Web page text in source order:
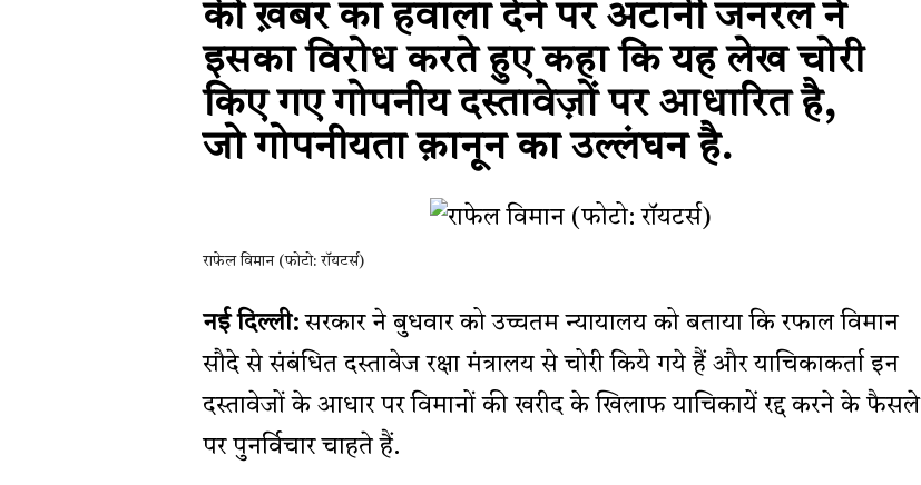
की ख़बर का हवाला देने पर अटार्नी जनरल ने
इसका विरोध करते हुए कहा कि यह लेख चोरी
किए गए गोपनीय दस्तावेज़ों पर आधारित है,
जो गोपनीयता क़ानून का उल्लंघन है.
राफेल विमान (फोटो: रॉयटर्स)
नई दिल्ली: सरकार ने बुधवार को उच्चतम न्यायालय को बताया कि रफाल विमान
सौदे से संबंधित दस्तावेज रक्षा मंत्रालय से चोरी किये गये हैं और याचिकाकर्ता इन
दस्तावेजों के आधार पर विमानों की खरीद के खिलाफ याचिकायें रद्द करने के फैसले
पर पुनर्विचार चाहते हैं.